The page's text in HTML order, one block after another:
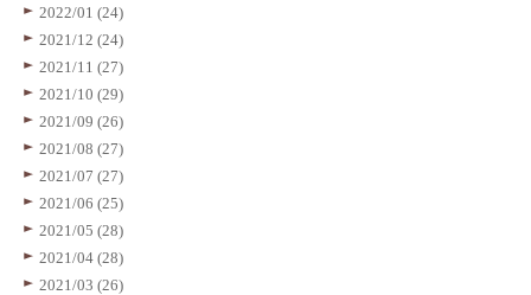
2022/01 (24)
2021/12 (24)
2021/11 (27)
2021/10 (29)
2021/09 (26)
2021/08 (27)
2021/07 (27)
2021/06 (25)
2021/05 (28)
2021/04 (28)
2021/03 (26)